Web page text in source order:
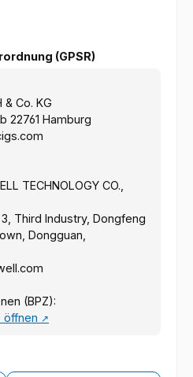
(GPSR)
& Co. KG
22761 Hamburg
TECHNOLOGY CO.,
Third Industry, Dongfeng
Dongguan,
(BPZ):
öffnen ↗